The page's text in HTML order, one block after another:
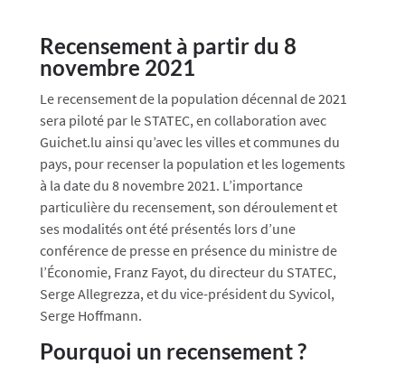
Recensement à partir du 8
novembre 2021
Le recensement de la population décennal de 2021
sera piloté par le STATEC, en collaboration avec
Guichet.lu ainsi qu’avec les villes et communes du
pays, pour recenser la population et les logements
à la date du 8 novembre 2021. L’importance
particulière du recensement, son déroulement et
ses modalités ont été présentés lors d’une
conférence de presse en présence du ministre de
l’Économie, Franz Fayot, du directeur du STATEC,
Serge Allegrezza, et du vice-président du Syvicol,
Serge Hoffmann.
Pourquoi un recensement ?